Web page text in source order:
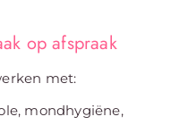
op afspraak
met:
mondhygiëne,